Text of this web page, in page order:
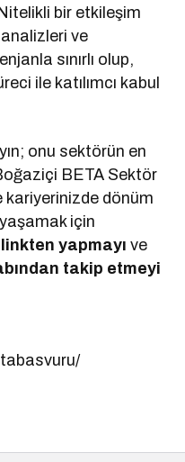
bir etkileşim
ve
sınırlı olup,
ile katılımcı kabul
onu sektörün en
BETA Sektör
kariyerinizde dönüm
için
linkten yapmayı ve
takip etmeyi